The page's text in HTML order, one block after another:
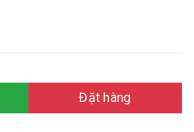
Đặt hàng